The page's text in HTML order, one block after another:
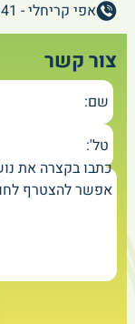
אפי קריחלי - 052-8808941
צור קשר
שם:
טל':
כתבו בקצרה את
אפשר להצטרף